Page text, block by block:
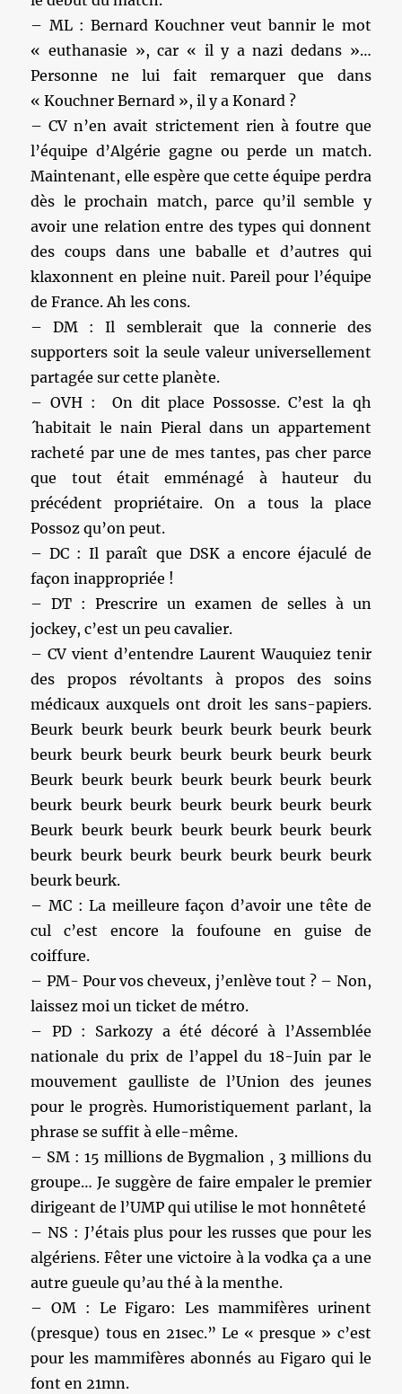
– ML : Bernard Kouchner veut bannir le mot
« euthanasie », car « il y a nazi dedans »…
Personne ne lui fait remarquer que dans
« Kouchner Bernard », il y a Konard ?
– CV n’en avait strictement rien à foutre que
l’équipe d’Algérie gagne ou perde un match.
Maintenant, elle espère que cette équipe perdra
dès le prochain match, parce qu’il semble y
avoir une relation entre des types qui donnent
des coups dans une baballe et d’autres qui
klaxonnent en pleine nuit. Pareil pour l’équipe
de France. Ah les cons.
– DM : Il semblerait que la connerie des
supporters soit la seule valeur universellement
partagée sur cette planète.
– OVH : On dit place Possosse. C’est la qh
´habitait le nain Pieral dans un appartement
racheté par une de mes tantes, pas cher parce
que tout était emménagé à hauteur du
précédent propriétaire. On a tous la place
Possoz qu’on peut.
– DC : Il paraît que DSK a encore éjaculé de
façon inappropriée !
– DT : Prescrire un examen de selles à un
jockey, c’est un peu cavalier.
– CV vient d’entendre Laurent Wauquiez tenir
des propos révoltants à propos des soins
médicaux auxquels ont droit les sans-papiers.
Beurk beurk beurk beurk beurk beurk beurk
beurk beurk beurk beurk beurk beurk beurk
Beurk beurk beurk beurk beurk beurk beurk
beurk beurk beurk beurk beurk beurk beurk
Beurk beurk beurk beurk beurk beurk beurk
beurk beurk beurk beurk beurk beurk beurk
beurk beurk.
– MC : La meilleure façon d’avoir une tête de
cul c’est encore la foufoune en guise de
coiffure.
– PM- Pour vos cheveux, j’enlève tout ? – Non,
laissez moi un ticket de métro.
– PD : Sarkozy a été décoré à l’Assemblée
nationale du prix de l’appel du 18-Juin par le
mouvement gaulliste de l’Union des jeunes
pour le progrès. Humoristiquement parlant, la
phrase se suffit à elle-même.
– SM : 15 millions de Bygmalion , 3 millions du
groupe… Je suggère de faire empaler le premier
dirigeant de l’UMP qui utilise le mot honnêteté
– NS : J’étais plus pour les russes que pour les
algériens. Fêter une victoire à la vodka ça a une
autre gueule qu’au thé à la menthe.
– OM : Le Figaro: Les mammifères urinent
(presque) tous en 21sec.” Le « presque » c’est
pour les mammifères abonnés au Figaro qui le
font en 21mn.